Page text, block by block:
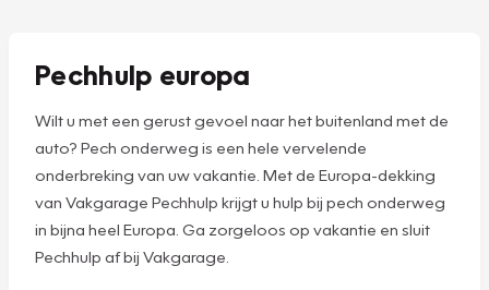
Pechhulp europa
Wilt u met een gerust gevoel naar het buitenland met de
auto? Pech onderweg is een hele vervelende
onderbreking van uw vakantie. Met de Europa-dekking
van Vakgarage Pechhulp krijgt u hulp bij pech onderweg
in bijna heel Europa. Ga zorgeloos op vakantie en sluit
Pechhulp af bij Vakgarage.